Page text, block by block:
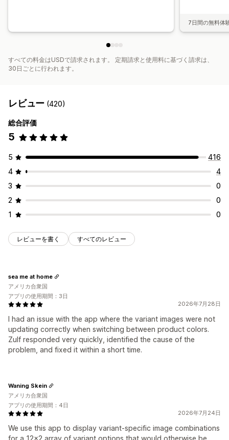
7日間の無料体
すべての料金はUSDで請求されます。 定期請求と使用料に基づく請求は、
30日ごとに行われます。
レビュー (420)
総合評価
5
5
416
4
4
3
0
2
0
1
0
レビューを書く すべてのレビュー
2026年7月28日
I had an issue with the app where the variant images were not
updating correctly when switching between product colors.
Zulf responded very quickly, identified the cause of the
problem, and fixed it within a short time.
sea me at home
アメリカ合衆国
アプリの使用期間：3日
2026年7月24日
We use this app to display variant-specific image combinations
Waning Skein
アメリカ合衆国
アプリの使用期間：4日